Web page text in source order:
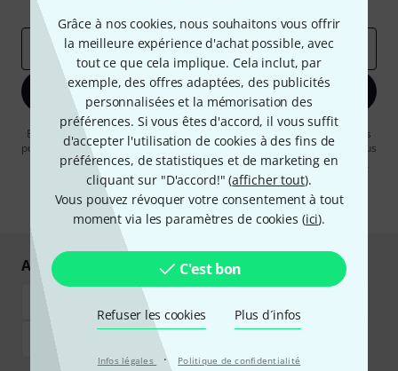
Grâce à nos cookies, nous souhaitons vous offrir
la meilleure expérience d'achat possible, avec
tout ce que cela implique. Cela inclut, par
exemple, des offres adaptées, des publicités
personnalisées et la mémorisation des
préférences. Si vous êtes d'accord, il vous suffit
d'accepter l'utilisation de cookies à des fins de
préférences, de statistiques et de marketing en
cliquant sur "D'accord!" (afficher tout).
Vous pouvez révoquer votre consentement à tout
moment via les paramètres de cookies (ici).
C'est bon
Refuser les cookies Plus d´infos
Infos légales · Politique de confidentialité
Adresse e-mail*
S'inscrire maintenant
En cliquant sur "S'inscrire maintenant", vous acceptez de recevoir des
publicités par e-mail. La désinscription est possible à tout moment. Vous
pouvez trouver plus d'informations à ce sujet dans notrePolitique de
confidentialité.
* Requis
Achetez et payez en toute sécurité